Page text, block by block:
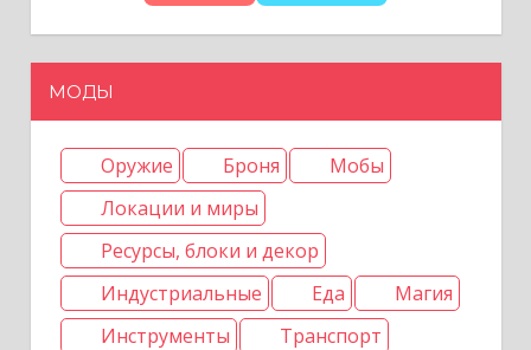
и
с
я
МОДЫ
Оружие Броня
Мобы
Локации и миры
Ресурсы, блоки и декор
Индустриальные
Еда
Магия
Инструменты
Транспорт